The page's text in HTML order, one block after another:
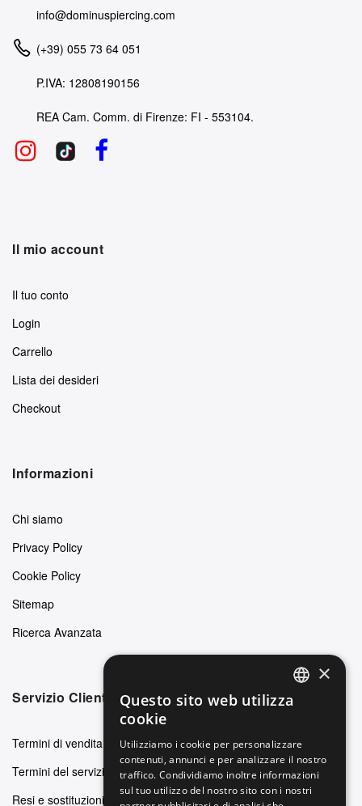
info@dominuspiercing.com
(+39) 055 73 64 051
P.IVA: 12808190156
REA Cam. Comm. di Firenze: FI - 553104.
Il mio account
Il tuo conto
Login
Carrello
Lista dei desideri
Checkout
Informazioni
Chi siamo
Privacy Policy
Cookie Policy
Sitemap
Ricerca Avanzata
Servizio Clienti
Termini di vendita
Termini del servizio
Resi e sostituzioni
ITALIAN
SPANISH
×
Questo sito web utilizza
cookie
Utilizziamo i cookie per personalizzare
contenuti, annunci e per analizzare il nostro
traffico. Condividiamo inoltre informazioni
sul tuo utilizzo del nostro sito con i nostri